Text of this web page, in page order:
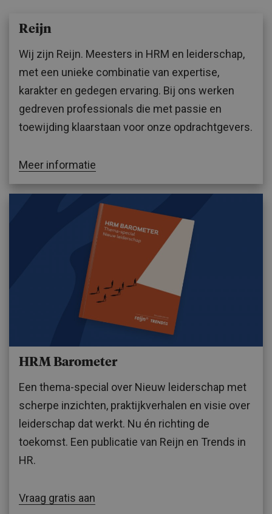
Reijn
Wij zijn Reijn. Meesters in HRM en leiderschap,
met een unieke combinatie van expertise,
karakter en gedegen ervaring. Bij ons werken
gedreven professionals die met passie en
toewijding klaarstaan voor onze opdrachtgevers.
Meer informatie
HRM Barometer
Een thema-special over Nieuw leiderschap met
scherpe inzichten, praktijkverhalen en visie over
leiderschap dat werkt. Nu én richting de
toekomst. Een publicatie van Reijn en Trends in
HR.
Vraag gratis aan